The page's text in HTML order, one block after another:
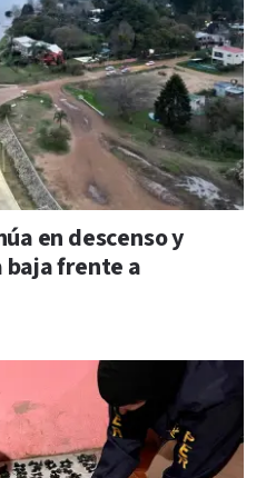
en descenso y
baja frente a